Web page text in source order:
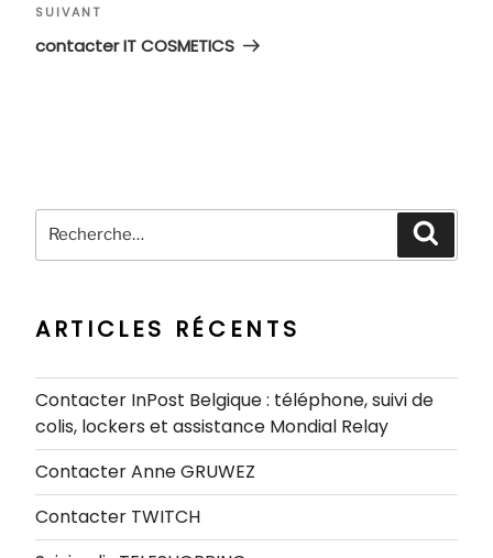
Article
suivant
SUIVANT
contacter IT COSMETICS
Recherche
pour
ARTICLES RÉCENTS
Contacter InPost Belgique : téléphone, suivi de
colis, lockers et assistance Mondial Relay
Contacter Anne GRUWEZ
Contacter TWITCH